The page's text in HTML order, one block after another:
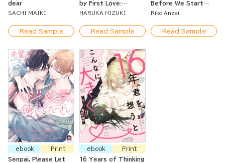
dear
SACHI MAIKI
Read Sample
by First Love:
Spending a Sweet
Reunited Childhood
Friend
HARUKA HIZUKI
Read Sample
Before We Start
this Romance!
Riko Anzai
Read Sample
ebook
Print
Senpai, Please Let
ebook
Print
16 Years of Thinking